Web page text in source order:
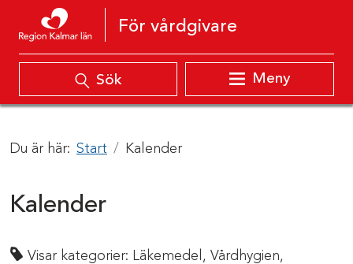
Hoppa till innehåll
För vårdgivare
Sök Meny
Du är här: Start Kalender
Kalender
Visar kategorier: Läkemedel, Vårdhygien,